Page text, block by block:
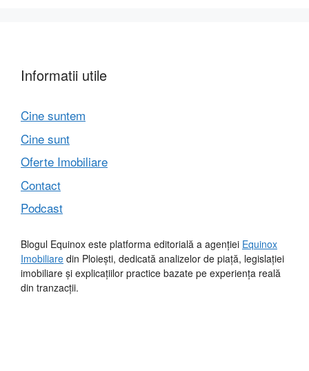
Informatii utile
Cine suntem
Cine sunt
Oferte Imobiliare
Contact
Podcast
Blogul Equinox este platforma editorială a agenției Equinox
Imobiliare din Ploiești, dedicată analizelor de piață, legislației
imobiliare și explicațiilor practice bazate pe experiența reală
din tranzacții.